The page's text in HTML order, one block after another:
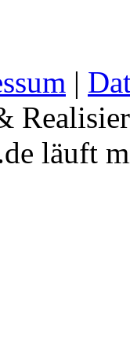
|
läuft